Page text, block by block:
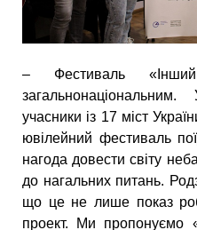
– Фестиваль
учасники із 17 міст
ювілейний фестиваль
нагода довести світу
до нагальних питань.
що це не лише показ
проект. Ми пропонуємо